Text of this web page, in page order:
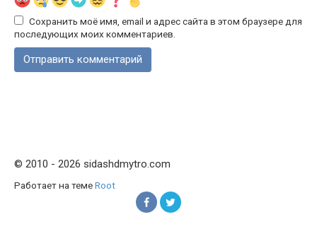
Сохранить моё имя, email и адрес сайта в этом браузере для
последующих моих комментариев.
© 2010 - 2026 sidashdmytro.com
Работает на темеRoot